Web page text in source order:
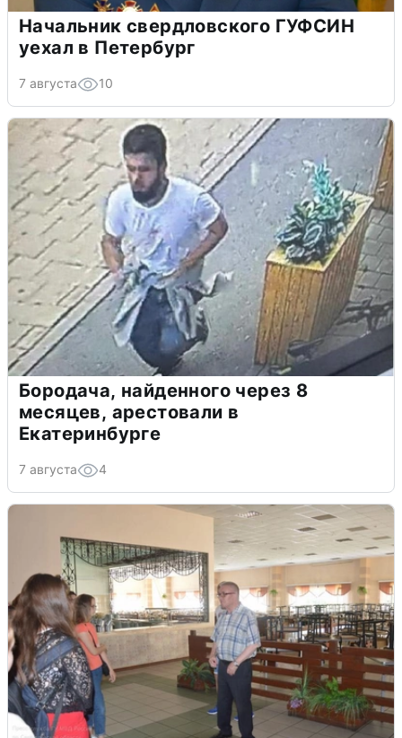
Начальник свердловского ГУФСИН
уехал в Петербург
7 августа 10
Бородача, найденного через 8
месяцев, арестовали в
Екатеринбурге
7 августа 4